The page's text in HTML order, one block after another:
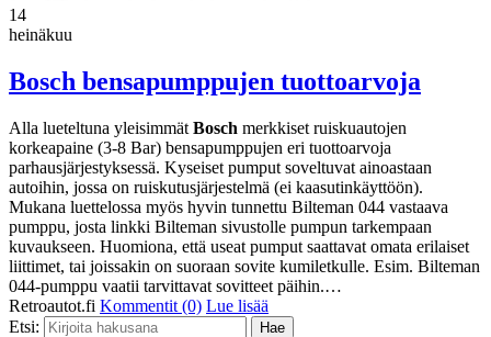
14
heinäkuu
Bosch bensapumppujen tuottoarvoja
Alla lueteltuna yleisimmät Bosch merkkiset ruiskuautojen
korkeapaine (3-8 Bar) bensapumppujen eri tuottoarvoja
parhausjärjestyksessä. Kyseiset pumput soveltuvat ainoastaan
autoihin, jossa on ruiskutusjärjestelmä (ei kaasutinkäyttöön).
Mukana luettelossa myös hyvin tunnettu Bilteman 044 vastaava
pumppu, josta linkki Bilteman sivustolle pumpun tarkempaan
kuvaukseen. Huomiona, että useat pumput saattavat omata erilaiset
liittimet, tai joissakin on suoraan sovite kumiletkulle. Esim. Bilteman
044-pumppu vaatii tarvittavat sovitteet päihin.…
Retroautot.fi Kommentit (0) Lue lisää
Etsi: